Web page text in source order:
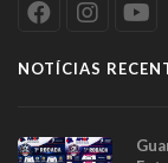
NOTÍCIAS